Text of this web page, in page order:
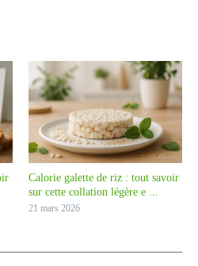
Calorie galette de riz : tout savoir
sur cette collation légère e ...
21 mars 2026